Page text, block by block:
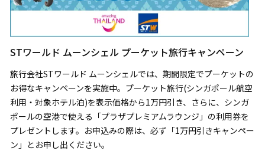
STワールド ムーンシェル プーケット旅行キャンペーン
旅行会社STワールド ムーンシェルでは、期間限定でプーケットの
お得なキャンペーンを実施中。プーケット旅行(シンガポール航空
利用・対象ホテル泊)を表示価格から1万円引き、さらに、シンガ
ポールの空港で使える「プラザプレミアムラウンジ」の利用券を
プレゼントします。お申込みの際は、必ず「1万円引きキャンペー
ン」とお申し出ください。